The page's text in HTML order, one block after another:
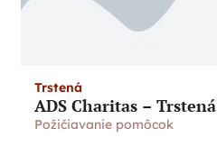
Trstená
ADS Charitas – Trstená
Požičiavanie pomôcok